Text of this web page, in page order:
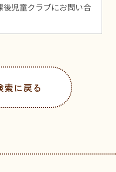
児童クラブにお問い合
索に戻る